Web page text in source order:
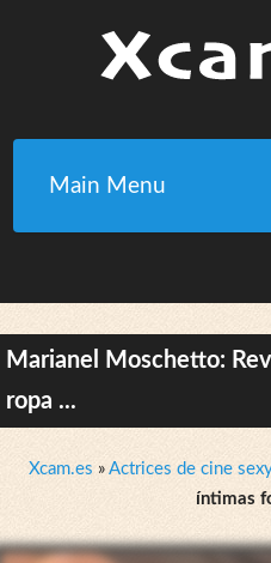
Main Menu
Marianel Moschetto:
ropa ...
Xcam.es » Actrices de cine
íntimas